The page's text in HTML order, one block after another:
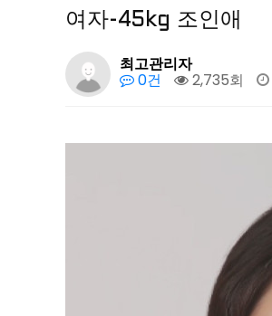
여자-45kg 조인애
최고관리자
0건 2,735회